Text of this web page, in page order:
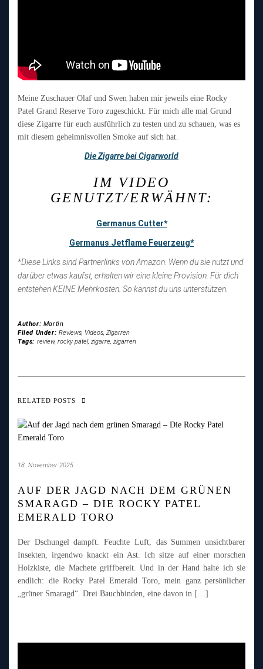
Meine Zuschauer Olaf und Swen haben mir jeweils eine Rocky
Patel Grand Reserve Toro zugeschickt. Für mich alle mal Grund
diese Zigarre für euch ausführlich zu testen und zu schauen, was es
mit diesem geheimnisvollen Smoke auf sich hat.
Die Zigarre bei Cigarworld
IM VIDEO
GENUTZT/ERWÄHNT:
Germanus Cutter*
Germanus Jetflame Feuerzeug*
*Diese Links sind Partnerlinks von Amazon. Wenn du sie nutzt und
darüber etwas kaufst, erhalten wir eine kleine Provision. Für dich
entstehen KEINE Mehrkosten. So kannst du uns unterstützen.
Author: Martin
Filed Under: Reviews, Videos, Zigarren
Tags: review, rocky patel, zigarre, zigarren
RELATED POSTS
18. November 2025
AUF DER JAGD NACH DEM GRÜNEN
SMARAGD – DIE ROCKY PATEL
EMERALD TORO
Der Dschungel dampft. Feuchte Luft, das Summen unsichtbarer
Insekten, irgendwo knackt ein Ast. Ich sitze auf einer morschen
Holzkiste, die Machete griffbereit. Und in der Hand halte ich sie
endlich: die Rocky Patel Emerald Toro, mein ganz persönlicher
„grüner Smaragd“. Drei Bauchbinden, eine davon in […]